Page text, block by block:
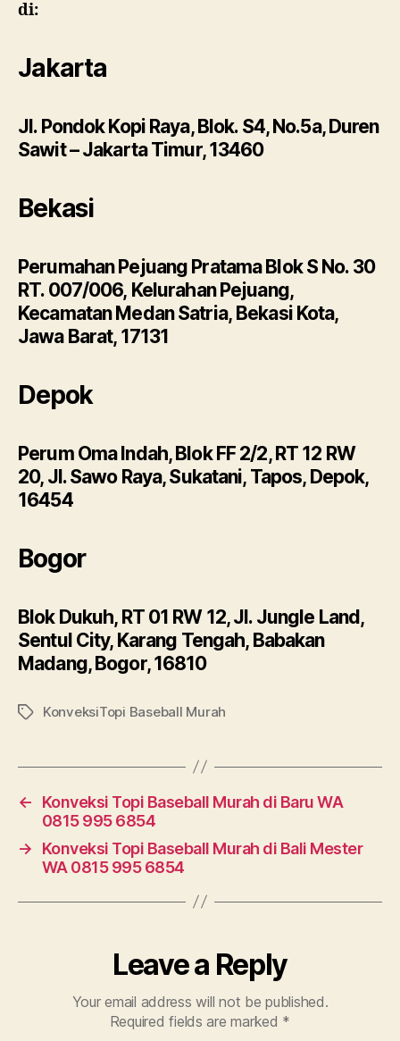
di:
Jakarta
Jl. Pondok Kopi Raya, Blok. S4, No.5a, Duren
Sawit – Jakarta Timur, 13460
Bekasi
Perumahan Pejuang Pratama Blok S No. 30
RT. 007/006, Kelurahan Pejuang,
Kecamatan Medan Satria, Bekasi Kota,
Jawa Barat, 17131
Depok
Perum Oma Indah, Blok FF 2/2, RT 12 RW
20, Jl. Sawo Raya, Sukatani, Tapos, Depok,
16454
Bogor
Blok Dukuh, RT 01 RW 12, Jl. Jungle Land,
Sentul City, Karang Tengah, Babakan
Madang, Bogor, 16810
TagsKonveksiTopi Baseball Murah
←
Konveksi Topi Baseball Murah di Baru WA
0815 995 6854
→
Konveksi Topi Baseball Murah di Bali Mester
WA 0815 995 6854
Leave a Reply
Your email address will not be published.
Required fields are marked *